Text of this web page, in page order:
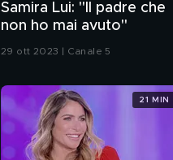
Samira Lui: "Il padre che
non ho mai avuto"
29 ott 2023 | Canale 5
21 MIN